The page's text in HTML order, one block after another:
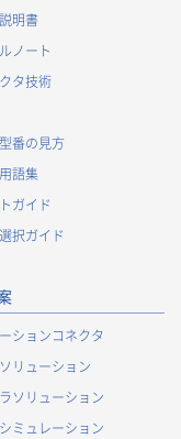
明書
ノート
タ技術
番の見方
語集
ガイド
択ガイド
ションコネクタ
リューション
ソリューション
ミュレーション